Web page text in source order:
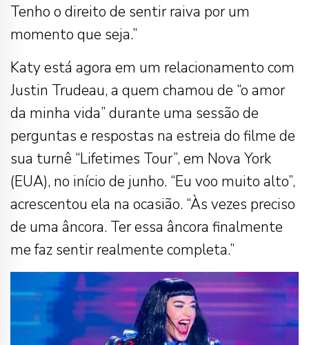
Tenho o direito de sentir raiva por um
momento que seja.”
Katy está agora em um relacionamento com
Justin Trudeau, a quem chamou de “o amor
da minha vida” durante uma sessão de
perguntas e respostas na estreia do filme de
sua turnê “Lifetimes Tour”, em Nova York
(EUA), no início de junho. “Eu voo muito alto”,
acrescentou ela na ocasião. “Às vezes preciso
de uma âncora. Ter essa âncora finalmente
me faz sentir realmente completa.”